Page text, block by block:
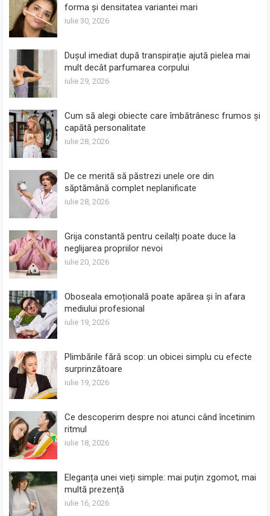
forma și densitatea variantei mari
iulie 30, 2026
Dușul imediat după transpirație ajută pielea mai
mult decât parfumarea corpului
iulie 29, 2026
Cum să alegi obiecte care îmbătrânesc frumos și
capătă personalitate
iulie 28, 2026
De ce merită să păstrezi unele ore din
săptămână complet neplanificate
iulie 28, 2026
Grija constantă pentru ceilalți poate duce la
neglijarea propriilor nevoi
iulie 20, 2026
Oboseala emoțională poate apărea și în afara
mediului profesional
iulie 19, 2026
Plimbările fără scop: un obicei simplu cu efecte
surprinzătoare
iulie 19, 2026
Ce descoperim despre noi atunci când încetinim
ritmul
iulie 18, 2026
Eleganța unei vieți simple: mai puțin zgomot, mai
multă prezență
iulie 16, 2026